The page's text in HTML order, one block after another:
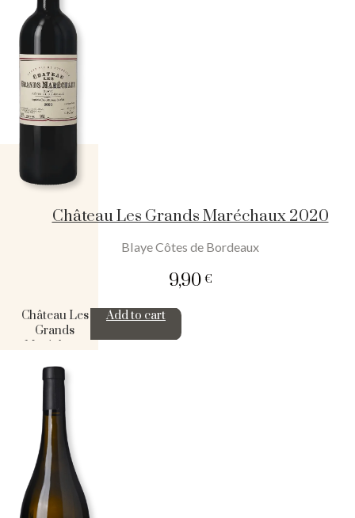
Château Les Grands Maréchaux 2020
Blaye Côtes de Bordeaux
9,90€
Château Les
Grands
Maréchaux
quantity
Add to cart